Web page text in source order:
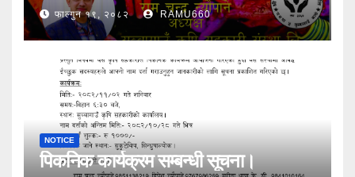
फाल्गुन १९, २०८२ RAMU660
NOTICE
पिकनिक कार्यक्रम सम्बन्धी सूचना।